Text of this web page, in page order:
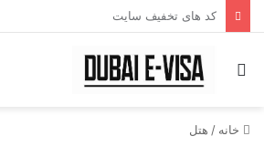
کد های تخفیف سایت
جستجو
خانه / هتل